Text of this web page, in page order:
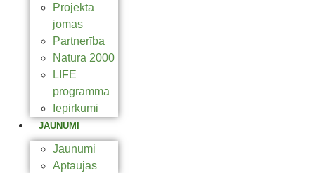
Projekta
jomas
Partnerība
Natura 2000
LIFE
programma
Iepirkumi
JAUNUMI
Jaunumi
Aptaujas